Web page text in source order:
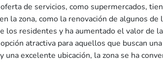
de servicios, como supermercados,
la zona, como la renovación de algunos de
residentes y ha aumentado el valor de
atractiva para aquellos que buscan
excelente ubicación, la zona se ha